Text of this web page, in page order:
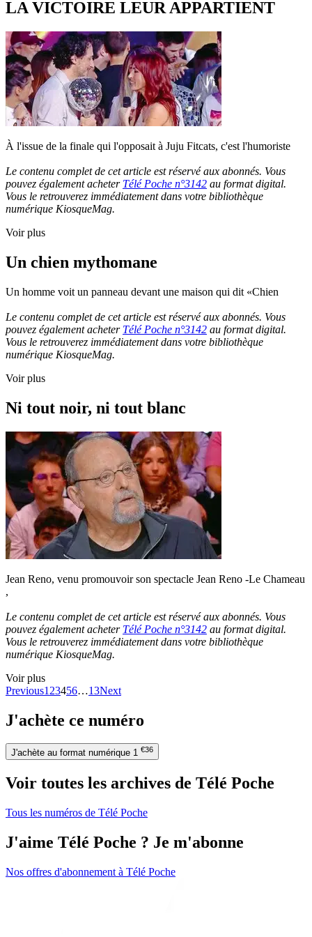
LA VICTOIRE LEUR APPARTIENT
À l'issue de la finale qui l'opposait à Juju Fitcats, c'est l'humoriste
Le contenu complet de cet article est réservé aux abonnés. Vous
pouvez également acheter Télé Poche n°3142 au format digital.
Vous le retrouverez immédiatement dans votre bibliothèque
numérique KiosqueMag.
Voir plus
Un chien mythomane
Un homme voit un panneau devant une maison qui dit «Chien
Le contenu complet de cet article est réservé aux abonnés. Vous
pouvez également acheter Télé Poche n°3142 au format digital.
Vous le retrouverez immédiatement dans votre bibliothèque
numérique KiosqueMag.
Voir plus
Ni tout noir, ni tout blanc
Jean Reno, venu promouvoir son spectacle Jean Reno -Le Chameau
,
Le contenu complet de cet article est réservé aux abonnés. Vous
pouvez également acheter Télé Poche n°3142 au format digital.
Vous le retrouverez immédiatement dans votre bibliothèque
numérique KiosqueMag.
Voir plus
Previous1 23456…13Next
J'achète ce numéro
J'achète au format numérique 1 €36
Voir toutes les archives de Télé Poche
Tous les numéros de Télé Poche
J'aime Télé Poche ? Je m'abonne
Nos offres d'abonnement à Télé Poche